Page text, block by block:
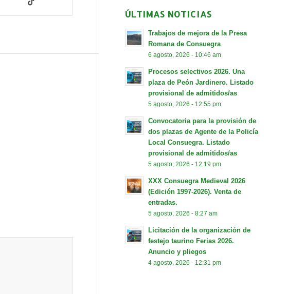
ÚLTIMAS NOTICIAS
Trabajos de mejora de la Presa
Romana de Consuegra
6 agosto, 2026 - 10:46 am
Procesos selectivos 2026. Una
plaza de Peón Jardinero. Listado
provisional de admitidos/as
5 agosto, 2026 - 12:55 pm
Convocatoria para la provisión de
dos plazas de Agente de la Policía
Local Consuegra. Listado
provisional de admitidos/as
5 agosto, 2026 - 12:19 pm
XXX Consuegra Medieval 2026
(Edición 1997-2026). Venta de
entradas.
5 agosto, 2026 - 8:27 am
Licitación de la organización de
festejo taurino Ferias 2026.
Anuncio y pliegos
4 agosto, 2026 - 12:31 pm